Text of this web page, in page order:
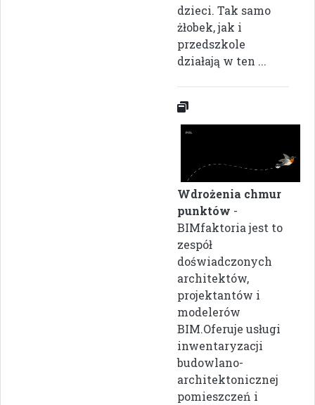
dzieci. Tak samo
żłobek, jak i
przedszkole
działają w ten ...
Wdrożenia chmur
punktów -
BIMfaktoria jest to
zespół
doświadczonych
architektów,
projektantów i
modelerów
BIM.Oferuje usługi
inwentaryzacji
budowlano-
architektonicznej
pomieszczeń i